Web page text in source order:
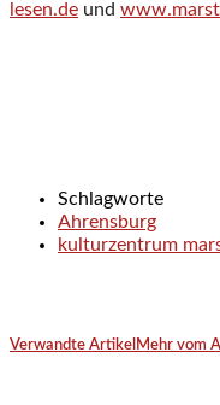
lesen.de und
Schlagworte
Ahrensburg
kulturzentrum
Verwandte Artikel Mehr vom